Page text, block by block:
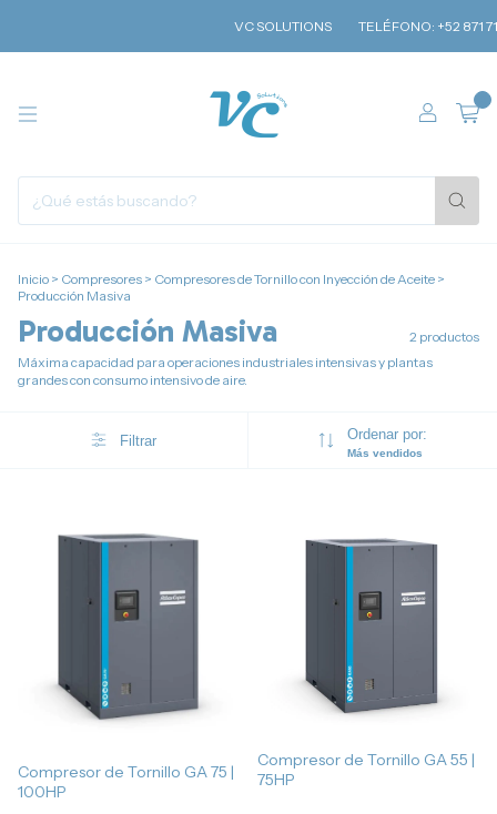
VC SOLUTIONS TELÉFONO: +52 871 715 9111
Inicio > Compresores > Compresores de Tornillo con Inyección de Aceite >
Producción Masiva
Producción Masiva
2 productos
Máxima capacidad para operaciones industriales intensivas y plantas
grandes con consumo intensivo de aire.
Filtrar Ordenar por:
Más vendidos
Compresor de Tornillo GA 75 |
100HP
Compresor de Tornillo GA 55 |
75HP